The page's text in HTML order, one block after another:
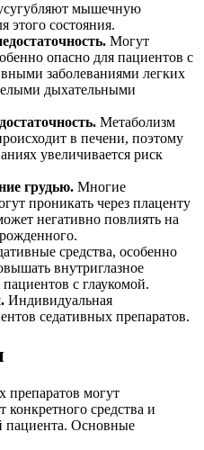
мышечную
этого состояния.
Могут
опасно для пациентов с
заболеваниями легких
дыхательными
Метаболизм
в печени, поэтому
увеличивается риск
грудью. Многие
проникать через плаценту
негативно повлиять на
средства, особенно
внутриглазное
с глаукомой.
Индивидуальная
седативных препаратов.
могут
конкретного средства и
пациента. Основные